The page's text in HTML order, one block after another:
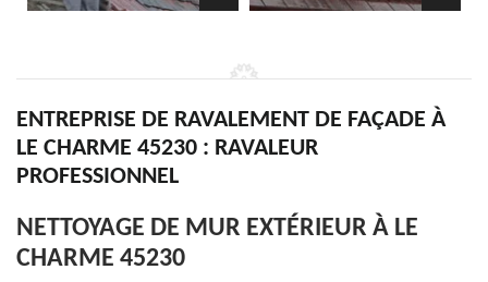
ENTREPRISE DE RAVALEMENT DE FAÇADE À
LE CHARME 45230 : RAVALEUR
PROFESSIONNEL
NETTOYAGE DE MUR EXTÉRIEUR À LE
CHARME 45230